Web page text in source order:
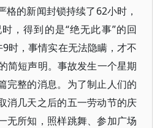
格的新闻封锁持续了62小时，
，得到的是“绝无此事”的回
时，事情实在无法隐瞒，才不
简短声明。事故发生一个星期
完整的消息。为了制止人们的
消几天之后的五一劳动节的庆
无所知，照样跳舞、参加广场